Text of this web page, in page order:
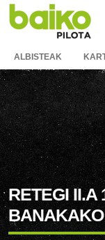
ALBISTEAK
RETEGI II.A